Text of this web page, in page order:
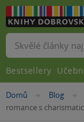
Nacházíte
se
Domů »Blog
romance s
Vyhledávání
Bestsellery